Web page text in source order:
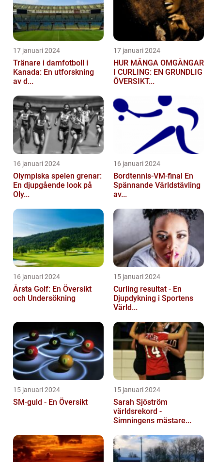
17 januari 2024
Tränare i damfotboll i
Kanada: En utforskning
av d...
17 januari 2024
HUR MÅNGA OMGÅNGAR
I CURLING: EN GRUNDLIG
ÖVERSIKT...
16 januari 2024
Olympiska spelen grenar:
En djupgående look på
Oly...
16 januari 2024
Bordtennis-VM-final En
Spännande Världstävling
av...
16 januari 2024
Årsta Golf: En Översikt
och Undersökning
15 januari 2024
Curling resultat - En
Djupdykning i Sportens
Värld...
15 januari 2024
SM-guld - En Översikt
15 januari 2024
Sarah Sjöström
världsrekord -
Simningens mästare...